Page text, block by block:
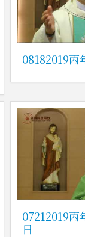
08182019丙
07212019丙
日